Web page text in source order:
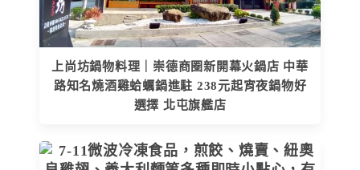
上尚坊鍋物料理｜崇德商圈新開幕火鍋店 中華
路知名燒酒雞蛤蠣鍋進駐 238元起宵夜鍋物好
選擇 北屯旗艦店